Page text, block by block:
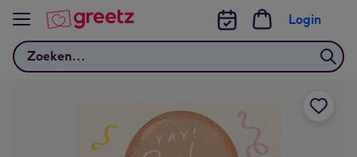
Bekijk meer
Zoeken
Login